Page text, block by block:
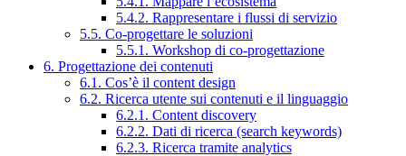
5.4.2. Rappresentare i flussi di servizio
5.5. Co-progettare le soluzioni
5.5.1. Workshop di co-progettazione
6. Progettazione dei contenuti
6.1. Cos’è il content design
6.2. Ricerca utente sui contenuti e il linguaggio
6.2.1. Content discovery
6.2.2. Dati di ricerca (search keywords)
6.2.3. Ricerca tramite analytics